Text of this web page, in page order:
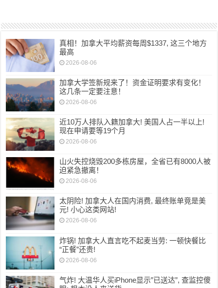
真相！加拿大平均薪资每周$1337, 这三个地方
最高
2026-08-06
加拿大学签新规来了！资金证明要求有变化！
这几条一定要注意！
2026-08-06
近10万人排队入籍加拿大! 美国人占一半以上!
现在申请要等19个月
2026-08-06
山火失控烧毁200多栋房屋，全省已有8000人被
迫紧急撤离！
2026-08-06
太阴险! 加拿大人在国内消费, 最终账单竟是美
元! 小心这类网站!
2026-08-06
炸锅! 加拿大人直言吃不起麦当劳: 一顿快餐比
“正餐”还贵!
2026-08-06
气炸! 大温华人买iPhone显示”已送达”, 查监控傻